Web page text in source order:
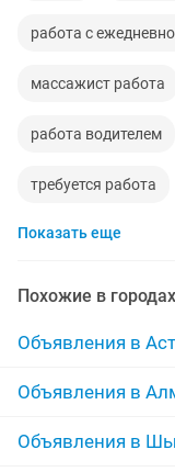
работа с
массажист работа
работа водителем
требуется работа
работа охранника
ежедневная оплата
работа с 16
удаленная работа
Показать еще
Похожие в городах
Объявления в
Объявления в
Объявления в